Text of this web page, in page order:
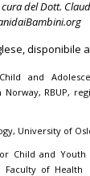
del Dott.
disponibile
and
RBUP,
University of
Child and Youth
Faculty of Health